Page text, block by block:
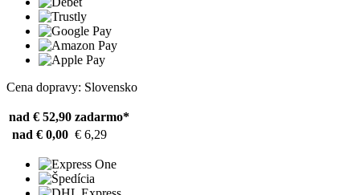
Cena dopravy: Slovensko
nad € 52,90 zadarmo*
nad € 0,00 € 6,29